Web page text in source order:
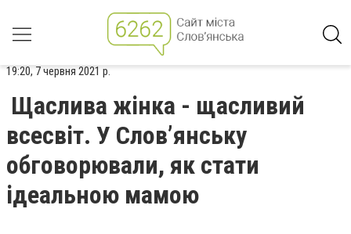
19:20, 7 червня 2021 р.
Щаслива жінка - щасливий
всесвіт. У Слов’янську
обговорювали, як стати
ідеальною мамою